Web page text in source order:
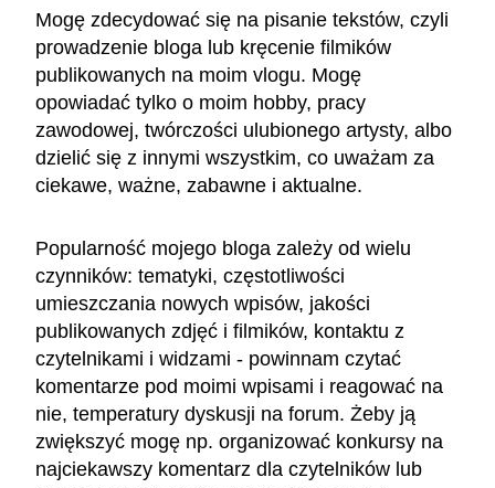
Mogę zdecydować się na pisanie tekstów, czyli
prowadzenie bloga lub kręcenie filmików
publikowanych na moim vlogu. Mogę
opowiadać tylko o moim hobby, pracy
zawodowej, twórczości ulubionego artysty, albo
dzielić się z innymi wszystkim, co uważam za
ciekawe, ważne, zabawne i aktualne.
Popularność mojego bloga zależy od wielu
czynników: tematyki, częstotliwości
umieszczania nowych wpisów, jakości
publikowanych zdjęć i filmików, kontaktu z
czytelnikami i widzami - powinnam czytać
komentarze pod moimi wpisami i reagować na
nie, temperatury dyskusji na forum. Żeby ją
zwiększyć mogę np. organizować konkursy na
najciekawszy komentarz dla czytelników lub